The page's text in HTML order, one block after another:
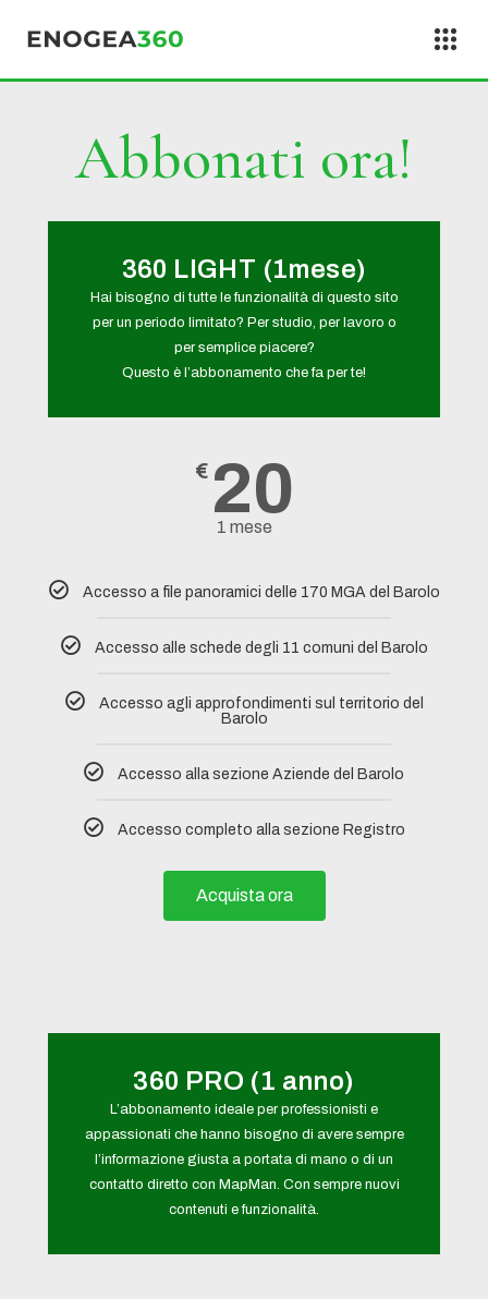
Abbonati ora!
360 LIGHT (1mese)
Hai bisogno di tutte le funzionalità di questo sito
per un periodo limitato? Per studio, per lavoro o
per semplice piacere?
Questo è l’abbonamento che fa per te!
€ 20
1 mese
Accesso a file panoramici delle 170 MGA del Barolo
Accesso alle schede degli 11 comuni del Barolo​
Accesso agli approfondimenti sul territorio del
Barolo
Accesso alla sezione Aziende del Barolo
Accesso completo alla sezione Registro
Acquista ora
360 PRO (1 anno)
L’abbonamento ideale per professionisti e
appassionati che hanno bisogno di avere sempre
l’informazione giusta a portata di mano o di un
contatto diretto con MapMan. Con sempre nuovi
contenuti e funzionalità.